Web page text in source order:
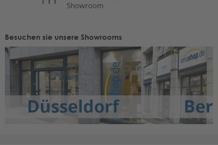
Showroom
Besuchen sie unsere Showrooms